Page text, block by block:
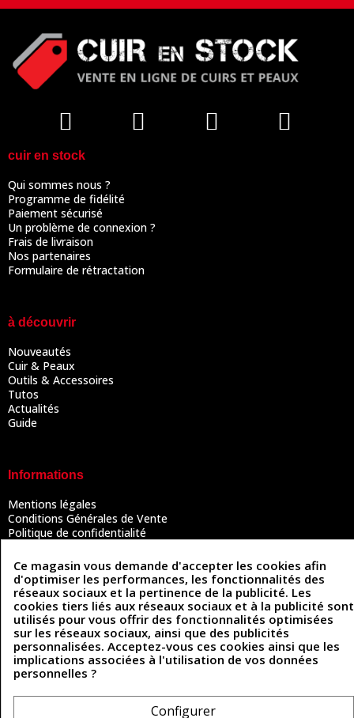
cuir en stock
Qui sommes nous ?
Programme de fidélité
Paiement sécurisé
Un problème de connexion ?
Frais de livraison
Nos partenaires
Formulaire de rétractation
à découvrir
Nouveautés
Cuir & Peaux
Outils & Accessoires
Tutos
Actualités
Guide
Informations
Mentions légales
Conditions Générales de Vente
Politique de confidentialité
Contactez-nous
Coordonnées
493 Chemin de Catougnac
81300 Graulhet
05 63 34 51 88
contact@cuirenstock.com
Ce magasin vous demande d'accepter les cookies afin
d'optimiser les performances, les fonctionnalités des
réseaux sociaux et la pertinence de la publicité. Les
cookies tiers liés aux réseaux sociaux et à la publicité sont
utilisés pour vous offrir des fonctionnalités optimisées
sur les réseaux sociaux, ainsi que des publicités
personnalisées. Acceptez-vous ces cookies ainsi que les
implications associées à l'utilisation de vos données
personnelles ?
Configurer